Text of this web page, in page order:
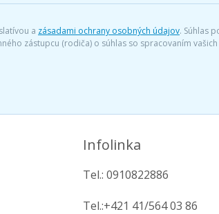
a zásadami ochrany osobných údajov. Súhlas
zástupcu (rodiča) o súhlas so spracovaním
Infolinka
Tel.: 0910822886
Tel.:+421 41/564 03 86